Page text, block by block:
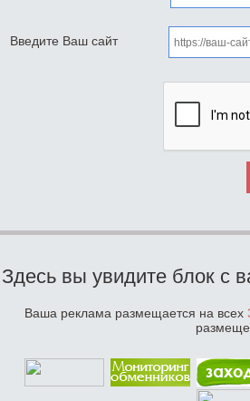
Введите Ваш сайт
Здесь вы увидите блок с
Ваша реклама размещается на всех